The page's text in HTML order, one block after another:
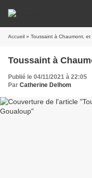
Accueil » Toussaint à Chaumont,
Toussaint à
Publié le 04/11/2021 à 22:05
Par Catherine Delhom